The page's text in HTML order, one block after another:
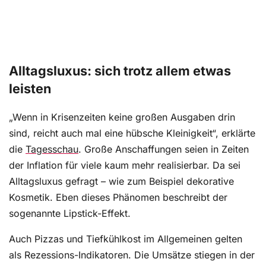
Alltagsluxus: sich trotz allem etwas
leisten
„Wenn in Krisenzeiten keine großen Ausgaben drin
sind, reicht auch mal eine hübsche Kleinigkeit“, erklärte
die Tagesschau. Große Anschaffungen seien in Zeiten
der Inflation für viele kaum mehr realisierbar. Da sei
Alltagsluxus gefragt – wie zum Beispiel dekorative
Kosmetik. Eben dieses Phänomen beschreibt der
sogenannte Lipstick-Effekt.
Auch Pizzas und Tiefkühlkost im Allgemeinen gelten
als Rezessions-Indikatoren. Die Umsätze stiegen in der